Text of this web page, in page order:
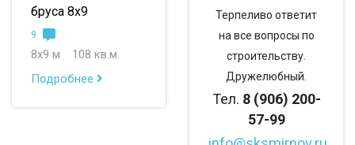
бруса 8х9
9
8х9 м
108 кв.м.
Подробнее
Терпеливо ответит
на все вопросы по
строительству.
Дружелюбный.
Тел. 8 (906) 200-
57-99